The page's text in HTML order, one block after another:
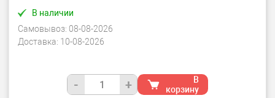
В наличии
Самовывоз: 08-08-2026
Доставка: 10-08-2026
- +
В
корзину